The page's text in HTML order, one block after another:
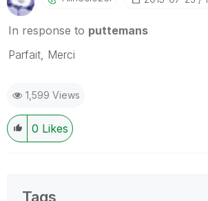
In response to puttemans
Parfait, Merci
1,599 Views
0 Likes
Tags